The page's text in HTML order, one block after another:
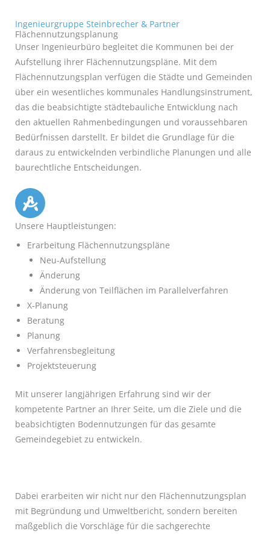
Ingenieurgruppe Steinbrecher & Partner
Flächennutzungsplanung
Unser Ingenieurbüro begleitet die Kommunen bei der
Aufstellung ihrer Flächennutzungspläne. Mit dem
Flächennutzungsplan verfügen die Städte und Gemeinden
über ein wesentliches kommunales Handlungsinstrument,
das die beabsichtigte städtebauliche Entwicklung nach
den aktuellen Rahmenbedingungen und voraussehbaren
Bedürfnissen darstellt. Er bildet die Grundlage für die
daraus zu entwickelnden verbindliche Planungen und alle
baurechtliche Entscheidungen.
Unsere Hauptleistungen:
Erarbeitung Flächennutzungspläne
Neu-Aufstellung
Änderung
Änderung von Teilflächen im Parallelverfahren
X-Planung
Beratung
Planung
Verfahrensbegleitung
Projektsteuerung
Mit unserer langjährigen Erfahrung sind wir der
kompetente Partner an Ihrer Seite, um die Ziele und die
beabsichtigten Bodennutzungen für das gesamte
Gemeindegebiet zu entwickeln.
Dabei erarbeiten wir nicht nur den Flächennutzungsplan
mit Begründung und Umweltbericht, sondern bereiten
maßgeblich die Vorschläge für die sachgerechte